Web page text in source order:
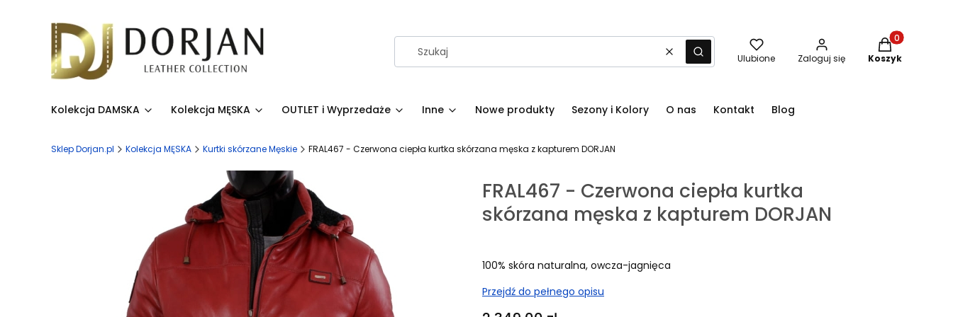
WyczyśćSzukaj Ulubione Zaloguj się
Produkty w
Koszyk
Kolekcja DAMSKA Kolekcja MĘSKA OUTLET i Wyprzedaże Inne Nowe produkty Sezony i Kolory O nas Kontakt Blog
Sklep Dorjan.pl Kolekcja MĘSKA Kurtki skórzane Męskie FRAL467 - Czerwona ciepła kurtka skórzana męska z kapturem DORJAN
FRAL467 - Czerwona ciepła kurtka
skórzana męska z kapturem DORJAN
100% skóra naturalna, owcza-jagnięca
Przejdź do pełnego opisu